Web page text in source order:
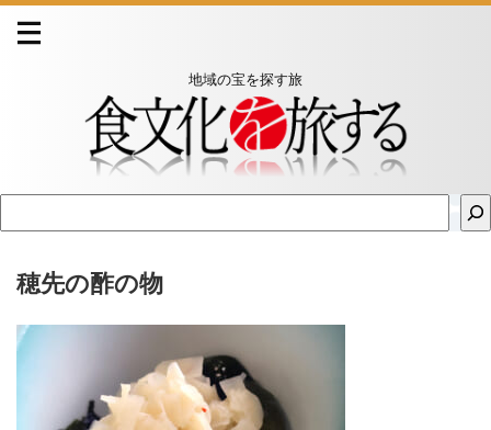
地域の宝を探す旅
穂先の酢の物